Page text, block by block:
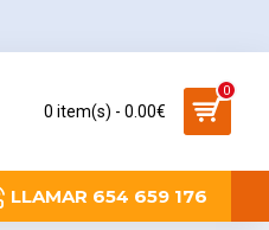
0 item(s) - 0.00€
0
LLAMAR 654 659 176